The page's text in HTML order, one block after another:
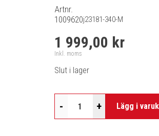
Artnr.
1009620j23181-340-M
1 999,00 kr
Inkl. moms
Slut i lager
- + Lägg i